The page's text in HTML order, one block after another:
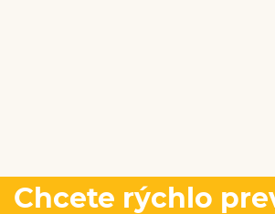
Chcete rýchlo